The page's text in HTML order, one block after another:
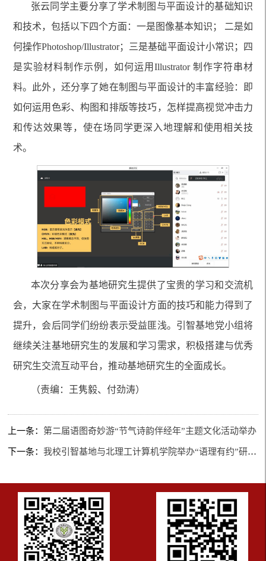
张云同学主要分享了学术制图与平面设计的基础知识
和技术，包括以下四个方面：一是图像基本知识；
二是如
何操作Photoshop/Illustrator；三是基础平面设计小常识；四
是实验材料制作示例，如何运用Illustrator 制作字符串材
料。此外，还分享了她在制图与平面设计的丰富经验：即
如何运用色彩、构图和排版等技巧，怎样提高视觉冲击力
和传达效果等，使在场同学更深入地理解和使用相关技
术。
本次分享会为基地研究生提供了宝贵的学习和交流机
会，大家在学术制图与平面设计方面的技巧和能力得到了
提升，会后同学们纷纷表示受益匪浅。引智基地党小组将
继续关注基地研究生的发展和学习需求，积极搭建与优秀
研究生交流互动平台，推动基地研究生的全面成长。
（责编：王隽毅、付劲涛）
上一条： 第二届语图奇妙游“节气诗韵伴经年”主题文化活动举办
下一条：我校引智基地与北理工计算机学院举办“语理有约”研究生活动